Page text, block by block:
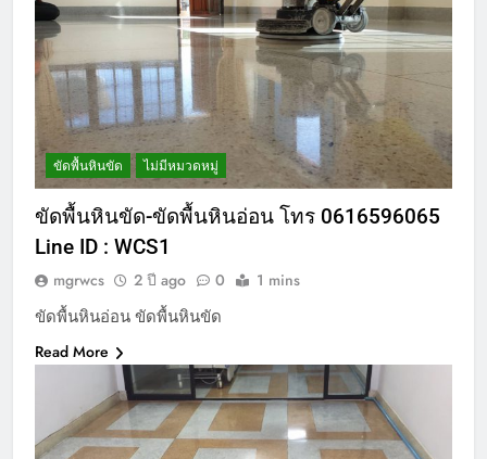
ขัดพื้นหินขัด ไม่มีหมวดหมู่
ขัดพื้นหินขัด-ขัดพื้นหินอ่อน โทร 0616596065
Line ID : WCS1
mgrwcs 2 ปี ago 0 1 mins
ขัดพื้นหินอ่อน ขัดพื้นหินขัด
Read More